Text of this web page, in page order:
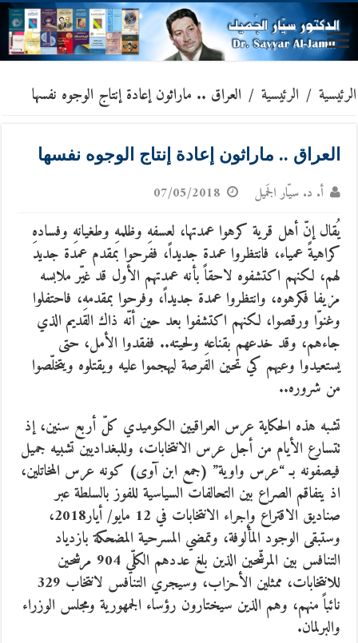
الرئيسية / الرئيسية / العراق .. ماراثون إعادة إنتاج الوجوه نفسها
العراق .. ماراثون إعادة إنتاج الوجوه نفسها
أ. د. سيّار الجَميل 07/05/2018
يُقال إنّ أهل قرية كرهوا عمدتها، لعسفهِ وظلمهِ وطغيانهِ وفسادهِ
كراهيةً عمياء، فانتظروا عمدة جديداً، ففرحوا بمقدم عمدة جديد
لهم، لكنهم اكتشفوه لاحقاً بأنه عمدتهم الأول قد غيّر ملابسه
مزيفا فكرهوه، وانتظروا عمدة جديداً، وفرحوا بمقدمهِ، فاحتفلوا
وغنوّا ورقصوا، لكنهم اكتشفوا بعد حين أنّه ذاك القديم الذي
جاءهم، وقد خدعهم بقناعهِ ولحيته.. ففقدوا الأمل، حتى
يستعيدوا وعيهم كي تحين الفرصة ليهجموا عليه ويقتلوه ويتخلّصوا
من شروره..
تشبه هذه الحكاية عرس العراقيين الكوميدي كلّ أربع سنين، إذ
تتسارع الأيام من أجل عرس الانتخابات، وللبغداديين تشبيه جميل
فيصفونه بـ “عرس واوية” (جمع ابن آوى) كونه عرس المخاتلين،
اذ يتفاقم الصراع بين التحالفات السياسية للفوز بالسلطة عبر
صناديق الاقتراع وإجراء الانتخابات في 12 مايو/ أيار2018،
وستبقى الوجود المألوفة، وتمضي المسرحية المضحكة بازدياد
التنافس بين المرشّحين الذين بلغ عددهم الكلّي 904 مرشحين
للانتخابات، ممثلين الأحزاب، وسيجري التنافس لانتخاب 329
نائباً منهم، وهم الذين سيختارون رؤساء الجمهورية ومجلس الوزراء
والبرلمان.